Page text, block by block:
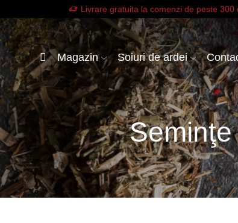
Livrare gratuita la comenzi de peste 300
Magazin Soiuri de ardei